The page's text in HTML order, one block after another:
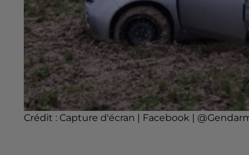
Crédit : Capture d'écran | Facebook |